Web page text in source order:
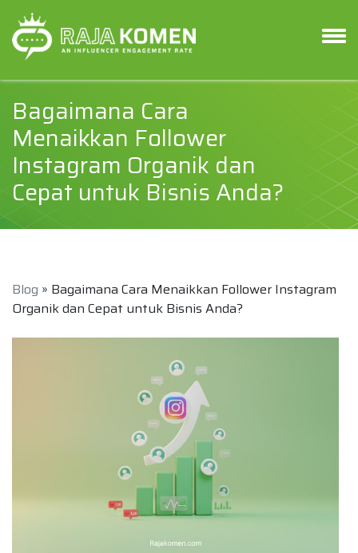
Bagaimana Cara
Menaikkan Follower
Instagram Organik dan
Cepat untuk Bisnis Anda?
Blog » Bagaimana Cara Menaikkan Follower Instagram
Organik dan Cepat untuk Bisnis Anda?